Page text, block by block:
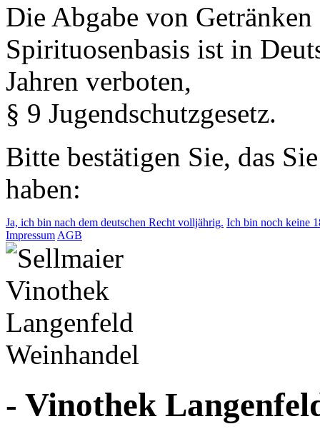
Die Abgabe von
Spirituosenbasis ist in
Jahren verboten,
§ 9 Jugendschutzgesetz.
Bitte bestätigen Sie, das
haben:
Ja, ich bin nach dem deutschen Recht volljährig. Ich bin noch keine
Impressum AGB
- Vinothek